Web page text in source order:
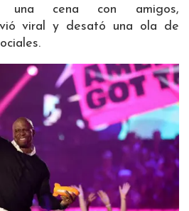
una cena con amigos,
viral y desató una ola de